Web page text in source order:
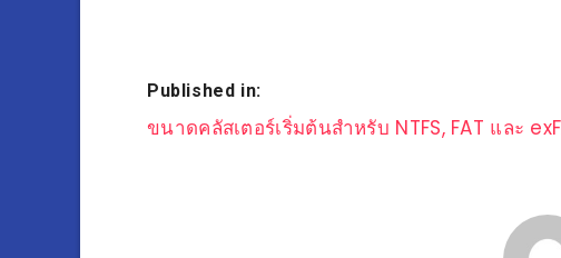
Published in:
แนะแนว
ขนาดคลัสเตอร์เริ่มต้นสำหรับ NTFS, FAT และ